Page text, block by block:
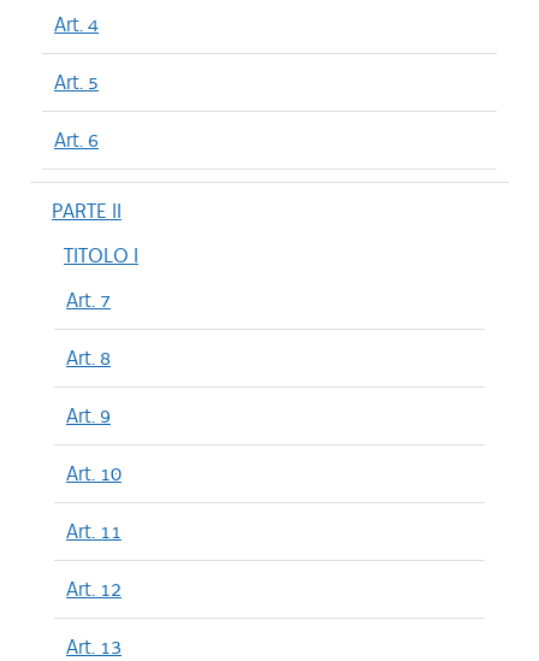
Art. 4
Art. 5
Art. 6
PARTE II
TITOLO I
Art. 7
Art. 8
Art. 9
Art. 10
Art. 11
Art. 12
Art. 13